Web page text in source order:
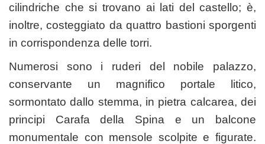
cilindriche che si trovano ai lati del castello; è,
inoltre, costeggiato da quattro bastioni sporgenti
in corrispondenza delle torri.
Numerosi sono i ruderi del nobile palazzo,
conservante un magnifico portale litico,
sormontato dallo stemma, in pietra calcarea, dei
principi Carafa della Spina e un balcone
monumentale con mensole scolpite e figurate.